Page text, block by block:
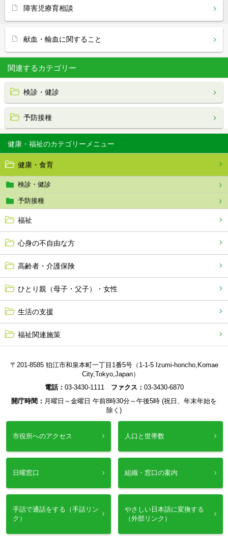
健康・福祉
健康・食育
検診・健診
予防接種
福祉
心身の不自由な方
高齢者・介護保険
ひとり親（母子・父子）・女性
生活の支援
福祉関連施策
障害児療育相談
献血・輸血に関すること
関連するカテゴリー
検診・健診
予防接種
〒201-8585 狛江市和泉本町一丁目1番5号（1-1-5 Izumi-honcho,Komae
City,Tokyo,Japan）
電話： 03-3430-1111 ファクス： 03-3430-6870
開庁時間： 月曜日～金曜日 午前8時30分～午後5時 (祝日、年末年始を
除く)
市役所へのアクセス 人口と世帯数
日曜窓口 組織・窓口の案内
手話で通話をする（手話リン
ク）
やさしい日本語に変換する
（外部リンク）